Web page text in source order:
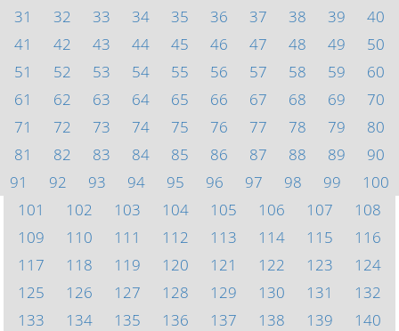
31
32 33 34 35 36 37 38 39
40
41
42 43 44 45 46 47 48 49
50
51
52 53 54 55 56 57 58 59
60
61
62 63 64 65 66 67 68 69
70
71
72 73 74 75 76 77 78 79
80
81
82 83 84 85 86 87 88 89
90
91
92 93 94 95 96 97 98 99
100
101
102 103 104 105 106 107
108
109
110 111 112 113 114 115
116
117
118 119 120 121 122 123
124
125
126 127 128 129 130 131
132
133
134 135 136 137 138 139
140